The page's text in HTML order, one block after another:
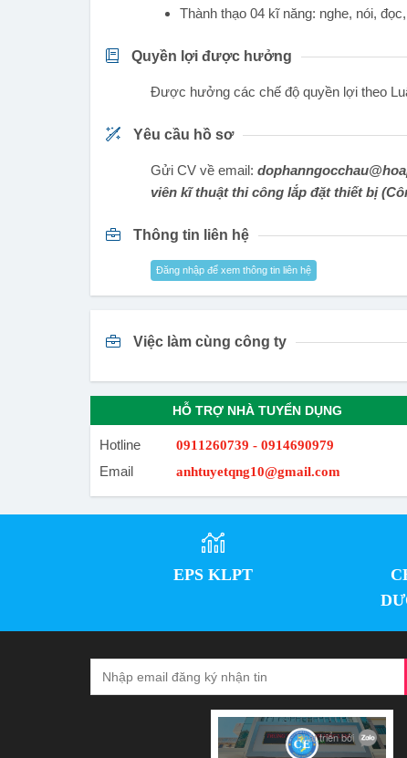
Thành thạo 04 kĩ năng: nghe, nói,
Quyền lợi được hưởng
Được hưởng các chế độ quyền lợi theo
Yêu cầu hồ sơ
Gửi CV về email:
viên kĩ thuật thi công lắp đặt thiết bị
Thông tin liên hệ
Đăng nhập để xem thông tin liên hệ
Việc làm cùng công ty
HỖ TRỢ NHÀ TUYỂN DỤNG
Hotline 0911260739 - 0914690979
Email anhtuyetqng10@gmail.com
EPS KLPT